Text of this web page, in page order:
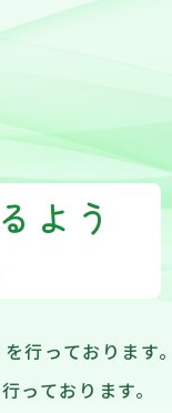
よう
行っております。
っております。